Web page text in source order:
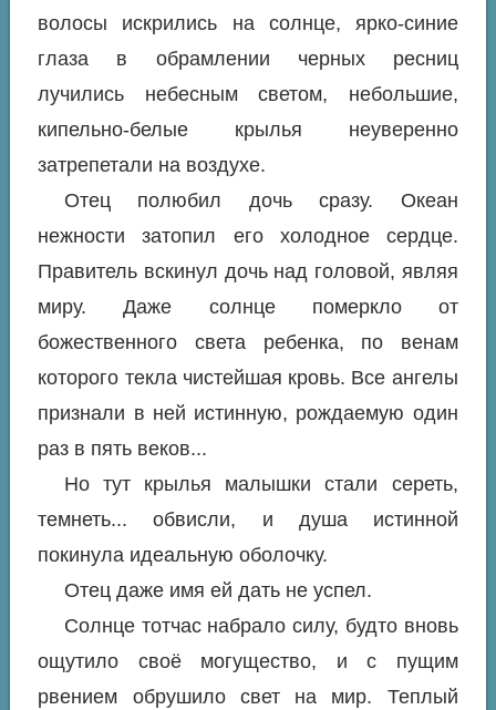
волосы искрились на солнце, ярко-синие
глаза в обрамлении черных ресниц
лучились небесным светом, небольшие,
кипельно-белые крылья неуверенно
затрепетали на воздухе.
Отец полюбил дочь сразу. Океан
нежности затопил его холодное сердце.
Правитель вскинул дочь над головой, являя
миру. Даже солнце померкло от
божественного света ребенка, по венам
которого текла чистейшая кровь. Все ангелы
признали в ней истинную, рождаемую один
раз в пять веков...
Но тут крылья малышки стали сереть,
темнеть... обвисли, и душа истинной
покинула идеальную оболочку.
Отец даже имя ей дать не успел.
Солнце тотчас набрало силу, будто вновь
ощутило своё могущество, и с пущим
рвением обрушило свет на мир. Теплый